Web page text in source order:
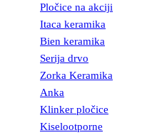
Pločice na akciji
Itaca keramika
Bien keramika
Serija drvo
Zorka Keramika
Anka
Klinker pločice
Kiselootporne